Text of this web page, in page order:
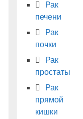
Рак
печени
Рак
почки
Рак
простаты
Рак
прямой
кишки